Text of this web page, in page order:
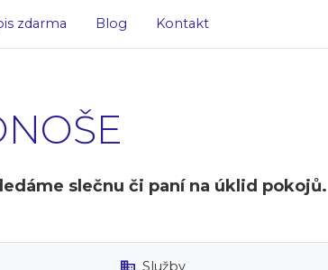
zdarma Blog Kontakt
slečnu či paní na úklid pokojů.
Služby